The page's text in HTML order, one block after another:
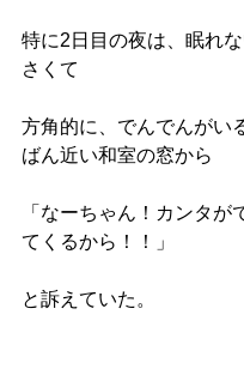
特に2日目の夜は、眠れ
さくて
方角的に、でんでんがい
ばん近い和室の窓から
「なーちゃん！カンタが
てくるから！！」
と訴えていた。